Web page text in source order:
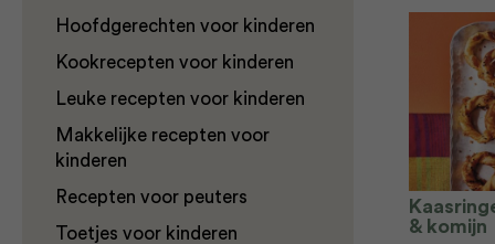
Hoofdgerechten voor kinderen
Kookrecepten voor kinderen
Leuke recepten voor kinderen
Makkelijke recepten voor
kinderen
Recepten voor peuters
Toetjes voor kinderen
& komijn